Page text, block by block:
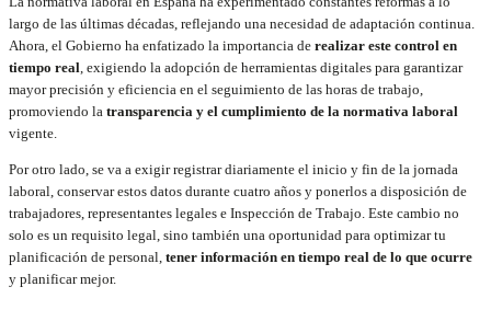
largo de las últimas décadas, reflejando una necesidad de adaptación continua.
Ahora, el Gobierno ha enfatizado la importancia de realizar este control en
tiempo real, exigiendo la adopción de herramientas digitales para garantizar
mayor precisión y eficiencia en el seguimiento de las horas de trabajo,
promoviendo la transparencia y el cumplimiento de la normativa laboral
vigente.
Por otro lado, se va a exigir registrar diariamente el inicio y fin de la jornada
laboral, conservar estos datos durante cuatro años y ponerlos a disposición de
trabajadores, representantes legales e Inspección de Trabajo. Este cambio no
solo es un requisito legal, sino también una oportunidad para optimizar tu
planificación de personal, tener información en tiempo real de lo que ocurre
y planificar mejor.